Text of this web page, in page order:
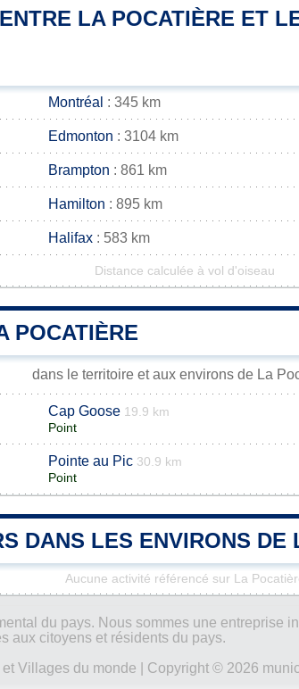
LA POCATIÈRE ET
Montréal : 345 km
Edmonton : 3104 km
Brampton : 861 km
Hamilton : 895 km
Halifax : 583 km
Distance calculée à vol d'oiseau
POCATIÈRE
dans le territoire et aux environs de La
Cap Goose 19.9 km
Point
Pointe au Pic 30.9 km
Point
DANS LES ENVIRONS DE
Aucune activité référencé sur La
du pays. Nous sommes une entreprise
aux citoyens et résidents du pays.
Villages du monde | Copyright © 2026